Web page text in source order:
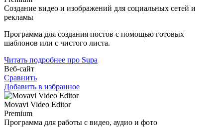
Создание видео и изображений для социальных сетей и
рекламы
Программа для создания постов с помощью готовых
шаблонов или с чистого листа.
Читать подробнее про Supa
Веб-сайт
Сравнить
Добавить в избранное
Movavi Video Editor
Premium
Программа для работы с видео, аудио и фото